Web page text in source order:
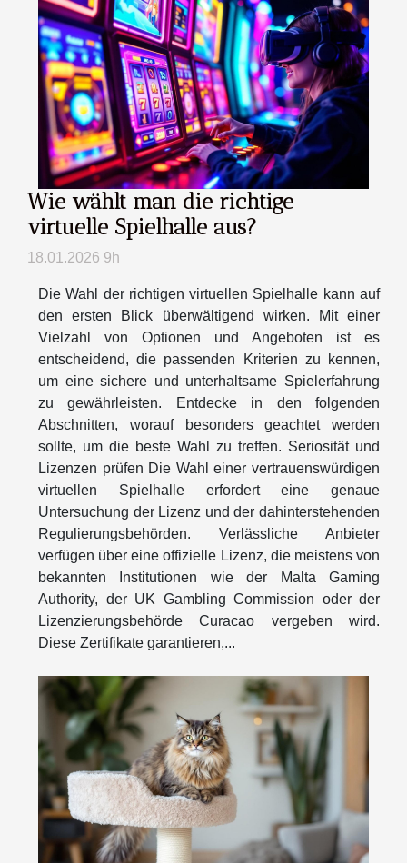
Wie wählt man die richtige
virtuelle Spielhalle aus?
18.01.2026 9h
Die Wahl der richtigen virtuellen Spielhalle kann auf
den ersten Blick überwältigend wirken. Mit einer
Vielzahl von Optionen und Angeboten ist es
entscheidend, die passenden Kriterien zu kennen,
um eine sichere und unterhaltsame Spielerfahrung
zu gewährleisten. Entdecke in den folgenden
Abschnitten, worauf besonders geachtet werden
sollte, um die beste Wahl zu treffen. Seriosität und
Lizenzen prüfen Die Wahl einer vertrauenswürdigen
virtuellen Spielhalle erfordert eine genaue
Untersuchung der Lizenz und der dahinterstehenden
Regulierungsbehörden. Verlässliche Anbieter
verfügen über eine offizielle Lizenz, die meistens von
bekannten Institutionen wie der Malta Gaming
Authority, der UK Gambling Commission oder der
Lizenzierungsbehörde Curacao vergeben wird.
Diese Zertifikate garantieren,...